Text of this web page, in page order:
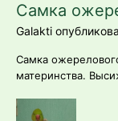
Самка
Galakti
Самка
материнства.